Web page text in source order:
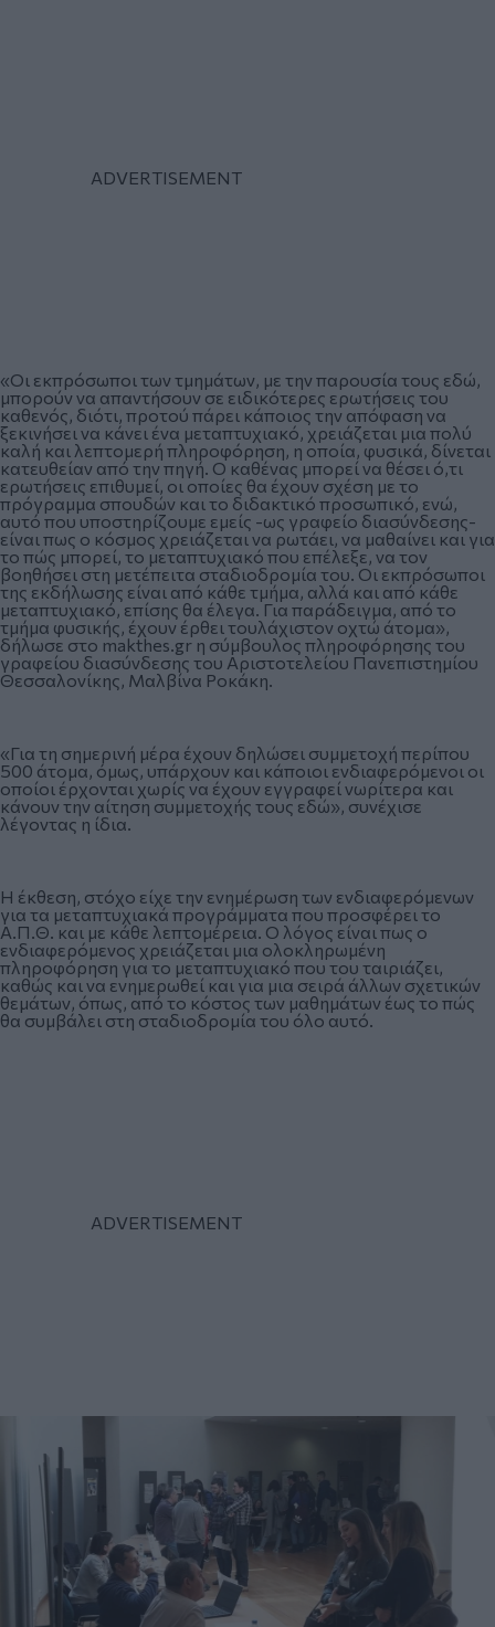
«Οι εκπρόσωποι των τμημάτων, με την παρουσία τους εδώ,
μπορούν να απαντήσουν σε ειδικότερες ερωτήσεις του
καθενός, διότι, προτού πάρει κάποιος την απόφαση να
ξεκινήσει να κάνει ένα μεταπτυχιακό, χρειάζεται μια πολύ
καλή και λεπτομερή πληροφόρηση, η οποία, φυσικά, δίνεται
κατευθείαν από την πηγή. Ο καθένας μπορεί να θέσει ό,τι
ερωτήσεις επιθυμεί, οι οποίες θα έχουν σχέση με το
πρόγραμμα σπουδών και το διδακτικό προσωπικό, ενώ,
αυτό που υποστηρίζουμε εμείς -ως γραφείο διασύνδεσης-
είναι πως ο κόσμος χρειάζεται να ρωτάει, να μαθαίνει και για
το πώς μπορεί, το μεταπτυχιακό που επέλεξε, να τον
βοηθήσει στη μετέπειτα σταδιοδρομία του. Οι εκπρόσωποι
της εκδήλωσης είναι από κάθε τμήμα, αλλά και από κάθε
μεταπτυχιακό, επίσης θα έλεγα. Για παράδειγμα, από το
τμήμα φυσικής, έχουν έρθει τουλάχιστον οχτώ άτομα»,
δήλωσε στο makthes.gr η σύμβουλος πληροφόρησης του
γραφείου διασύνδεσης του Αριστοτελείου Πανεπιστημίου
Θεσσαλονίκης, Μαλβίνα Ροκάκη.
«Για τη σημερινή μέρα έχουν δηλώσει συμμετοχή περίπου
500 άτομα, όμως, υπάρχουν και κάποιοι ενδιαφερόμενοι οι
οποίοι έρχονται χωρίς να έχουν εγγραφεί νωρίτερα και
κάνουν την αίτηση συμμετοχής τους εδώ», συνέχισε
λέγοντας η ίδια.
Η έκθεση, στόχο είχε την ενημέρωση των ενδιαφερόμενων
για τα μεταπτυχιακά προγράμματα που προσφέρει το
Α.Π.Θ. και με κάθε λεπτομέρεια. Ο λόγος είναι πως ο
ενδιαφερόμενος χρειάζεται μια ολοκληρωμένη
πληροφόρηση για το μεταπτυχιακό που του ταιριάζει,
καθώς και να ενημερωθεί και για μια σειρά άλλων σχετικών
θεμάτων, όπως, από το κόστος των μαθημάτων έως το πώς
θα συμβάλει στη σταδιοδρομία του όλο αυτό.